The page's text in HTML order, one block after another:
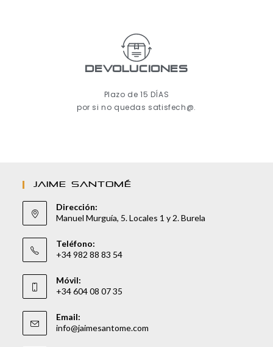
Devoluciones
Plazo de 15 DÍAS
por si no quedas satisfech@.
JAIME SANTOMÉ
Dirección:
Manuel Murguía, 5. Locales 1 y 2. Burela
Teléfono:
+34 982 88 83 54
Móvil:
+34 604 08 07 35
Email:
info@jaimesantome.com